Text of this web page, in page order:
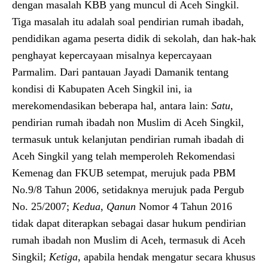
dengan masalah KBB yang muncul di Aceh Singkil.
Tiga masalah itu adalah soal pendirian rumah ibadah,
pendidikan agama peserta didik di sekolah, dan hak-hak
penghayat kepercayaan misalnya kepercayaan
Parmalim. Dari pantauan Jayadi Damanik tentang
kondisi di Kabupaten Aceh Singkil ini, ia
merekomendasikan beberapa hal, antara lain: Satu,
pendirian rumah ibadah non Muslim di Aceh Singkil,
termasuk untuk kelanjutan pendirian rumah ibadah di
Aceh Singkil yang telah memperoleh Rekomendasi
Kemenag dan FKUB setempat, merujuk pada PBM
No.9/8 Tahun 2006, setidaknya merujuk pada Pergub
No. 25/2007; Kedua, Qanun Nomor 4 Tahun 2016
tidak dapat diterapkan sebagai dasar hukum pendirian
rumah ibadah non Muslim di Aceh, termasuk di Aceh
Singkil; Ketiga, apabila hendak mengatur secara khusus